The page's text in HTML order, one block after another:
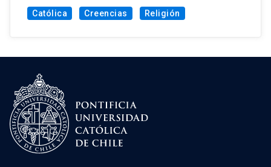
Católica Creencias Religión